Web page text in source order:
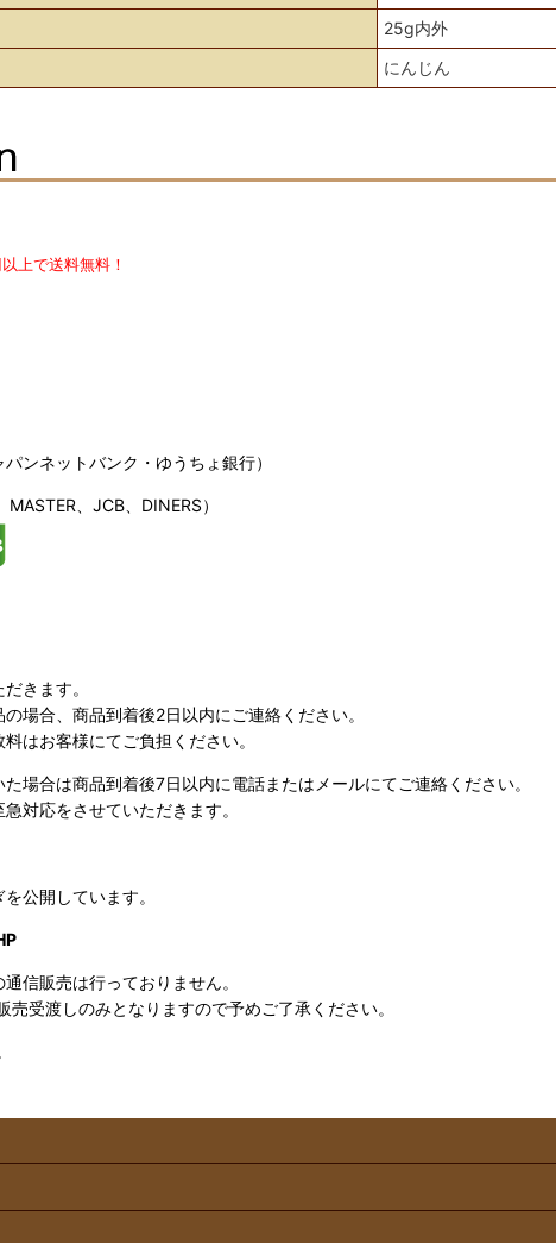
25g内外
にんじん
上で送料無料！
ンネットバンク・ゆうちょ銀行）
、JCB、DINERS）
きます。
場合、商品到着後2日以内にご連絡ください。
はお客様にてご負担ください。
場合は商品到着後7日以内に電話またはメールにてご連絡ください。
対応をさせていただきます。
公開しています。
信販売は行っておりません。
売受渡しのみとなりますので予めご了承ください。